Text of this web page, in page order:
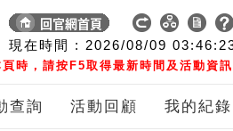
現在時間 : 2026/08/09
時，請按F5取得最新時間及活動資訊
查詢 活動回顧 我的紀錄